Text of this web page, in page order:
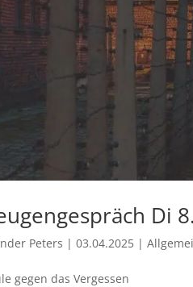
Di
Peters |03.04.2025 |
gegen das Vergessen